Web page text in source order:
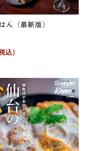
ん（最新版）
込